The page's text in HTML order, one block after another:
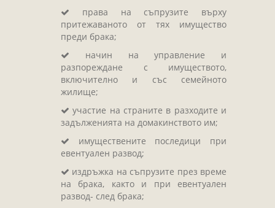
права на съпрузите върху
притежаваното от тях имущество
преди брака;
начин на управление и
разпореждане с имуществото,
включително и със семейното
жилище;
участие на страните в разходите и
задълженията на домакинството им;
имуществените последици при
евентуален развод;
издръжка на съпрузите през време
на брака, както и при евентуален
развод- след брака;